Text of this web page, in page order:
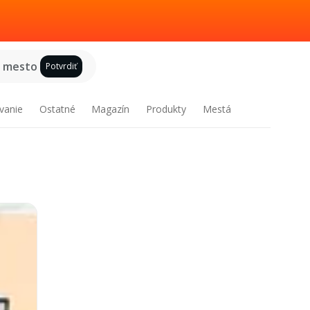
Potvrdiť
Ostatné Magazín Produkty Mestá